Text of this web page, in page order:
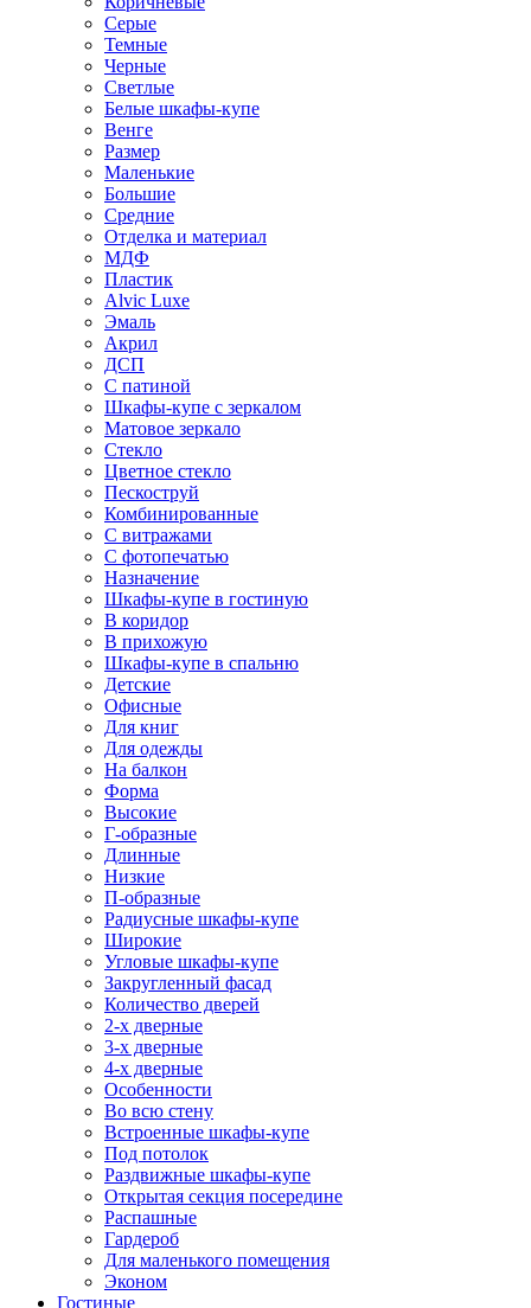
Серые
Темные
Черные
Светлые
Белые шкафы-купе
Венге
Размер
Маленькие
Большие
Средние
Отделка и материал
МДФ
Пластик
Alvic Luxe
Эмаль
Акрил
ДСП
С патиной
Шкафы-купе с зеркалом
Матовое зеркало
Стекло
Цветное стекло
Пескоструй
Комбинированные
С витражами
С фотопечатью
Назначение
Шкафы-купе в гостиную
В коридор
В прихожую
Шкафы-купе в спальню
Детские
Офисные
Для книг
Для одежды
На балкон
Форма
Высокие
Г-образные
Длинные
Низкие
П-образные
Радиусные шкафы-купе
Широкие
Угловые шкафы-купе
Закругленный фасад
Количество дверей
2-х дверные
3-х дверные
4-х дверные
Особенности
Во всю стену
Встроенные шкафы-купе
Под потолок
Раздвижные шкафы-купе
Открытая секция посередине
Распашные
Гардероб
Для маленького помещения
Эконом
Гостиные